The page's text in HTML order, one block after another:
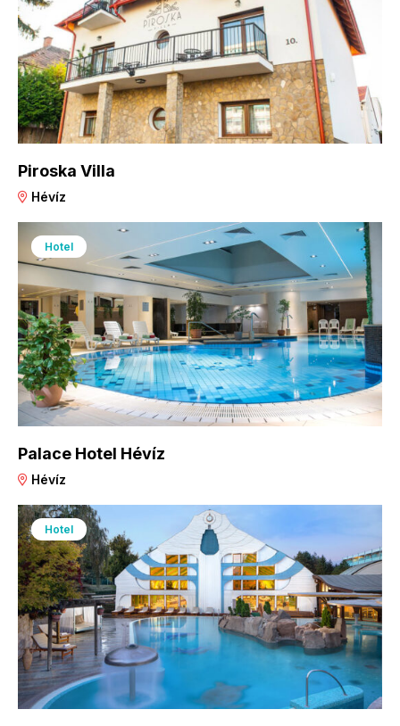
Piroska Villa
Hévíz
Hotel
Palace Hotel Hévíz
Hévíz
Hotel